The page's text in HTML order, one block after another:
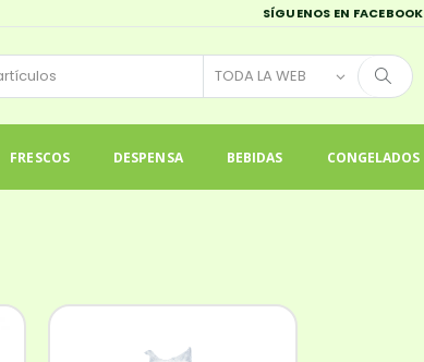
SÍGUENOS EN FACEBOOK
FRESCOS DESPENSA BEBIDAS CONGELADOS